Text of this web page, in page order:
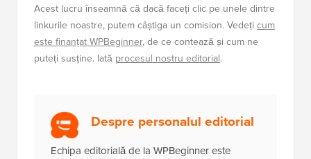
Acest lucru înseamnă că dacă faceți clic pe unele dintre
linkurile noastre, putem câștiga un comision. Vedeți cum
este finanțat WPBeginner, de ce contează și cum ne
puteți susține. Iată procesul nostru editorial.
Despre personalul editorial
Echipa editorială de la WPBeginner este